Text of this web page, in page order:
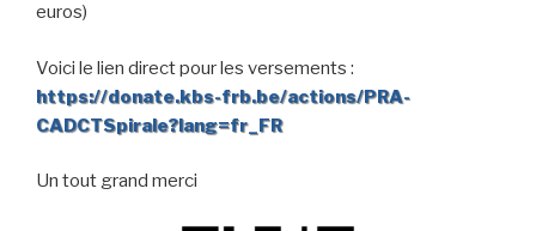
euros)
Voici le lien direct pour les versements :
https://donate.kbs-frb.be/actions/PRA-
CADCTSpirale?lang=fr_FR
Un tout grand merci